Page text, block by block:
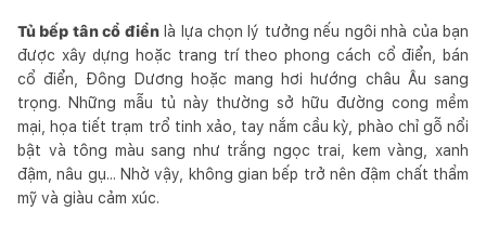
Tủ bếp tân cổ điểnlà lựa chọn lý tưởng nếu ngôi nhà của bạn
được xây dựng hoặc trang trí theo phong cách cổ điển, bán
cổ điển, Đông Dương hoặc mang hơi hướng châu Âu sang
trọng. Những mẫu tủ này thường sở hữu đường cong mềm
mại, họa tiết trạm trổ tinh xảo, tay nắm cầu kỳ, phào chỉ gỗ nổi
bật và tông màu sang như trắng ngọc trai, kem vàng, xanh
đậm, nâu gụ... Nhờ vậy, không gian bếp trở nên đậm chất thẩm
mỹ và giàu cảm xúc.